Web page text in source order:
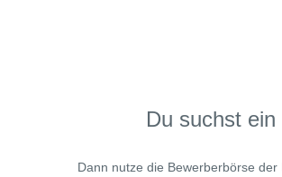
Du suchst
Dann nutze die Bewerberbörse